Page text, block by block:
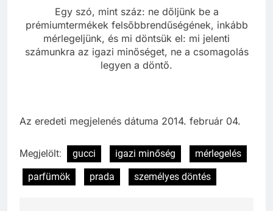
Egy szó, mint száz: ne dőljünk be a
prémiumtermékek felsőbbrendűségének, inkább
mérlegeljünk, és mi döntsük el: mi jelenti
számunkra az igazi minőséget, ne a csomagolás
gucci igazi minőség
mérlegelés
parfümök
prada személyes döntés